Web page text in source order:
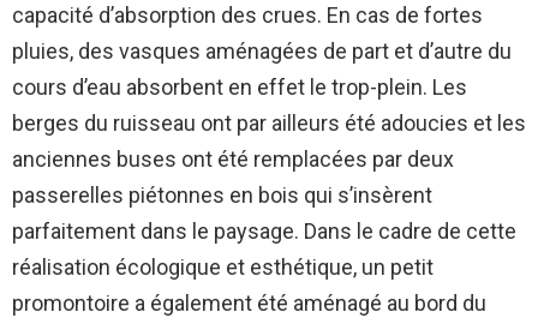
capacité d’absorption des crues. En cas de fortes
pluies, des vasques aménagées de part et d’autre du
cours d’eau absorbent en effet le trop-plein. Les
berges du ruisseau ont par ailleurs été adoucies et les
anciennes buses ont été remplacées par deux
passerelles piétonnes en bois qui s’insèrent
parfaitement dans le paysage. Dans le cadre de cette
réalisation écologique et esthétique, un petit
promontoire a également été aménagé au bord du